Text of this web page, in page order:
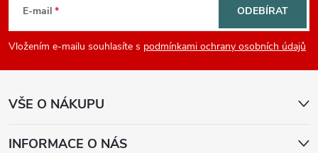
p
a
E-mail
Vložením e-mailu souhlasíte s podmínkami ochrany osobních údajů
ODEBÍRAT
VŠE O NÁKUPU
INFORMACE O NÁS